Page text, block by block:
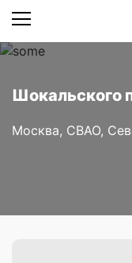
Шокальского
Москва, СВАО,